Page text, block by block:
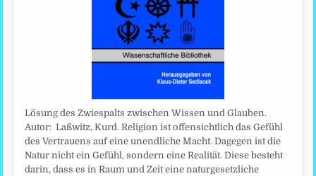
Lösung des Zwiespalts zwischen Wissen und Glauben.
Autor: Laßwitz, Kurd. Religion ist offensichtlich das Gefühl
des Vertrauens auf eine unendliche Macht. Dagegen ist die
Natur nicht ein Gefühl, sondern eine Realität. Diese besteht
darin, dass es in Raum und Zeit eine naturgesetzliche